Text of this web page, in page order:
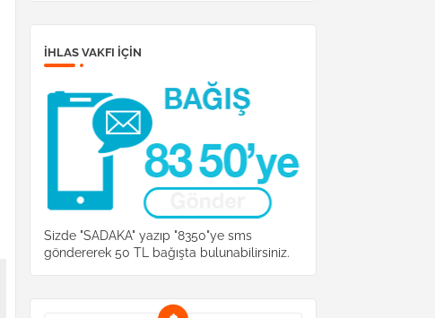
İHLAS VAKFI IÇIN
Sizde "SADAKA" yazıp "8350"ye sms
göndererek 50 TL bağışta bulunabilirsiniz.